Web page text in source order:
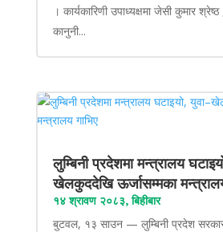
। कार्यकारिणी उपाध्यक्षमा जेसी कुमार
कानुनी...
लुम्बिनी प्रदेशमा मन्त्रालय
खेलकुददेखि ऊर्जासम्मका
१४ श्रावण २०८३, बिहीबार
बुटवल, १३ साउन — लुम्बिनी प्रदेश